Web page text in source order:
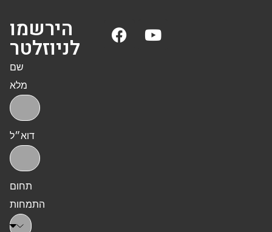
הירשמו
לניוזלטר
שם
מלא
דוא״ל
תחום
התמחות